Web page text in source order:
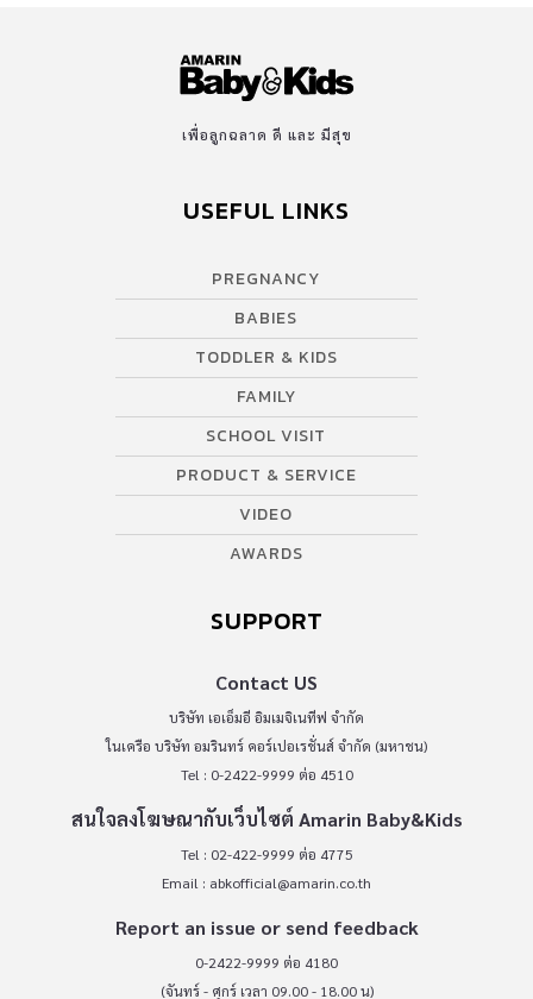
เพื่อลูกฉลาด ดี และ มีสุข
USEFUL LINKS
PREGNANCY
BABIES
TODDLER & KIDS
FAMILY
SCHOOL VISIT
PRODUCT & SERVICE
VIDEO
AWARDS
SUPPORT
Contact US
บริษัท เอเอ็มอี อิมเมจิเนทีฟ จำกัด
ในเครือ บริษัท อมรินทร์ คอร์เปอเรชั่นส์ จำกัด (มหาชน)
Tel : 0-2422-9999 ต่อ 4510
สนใจลงโฆษณากับเว็บไซต์ Amarin Baby&Kids
Tel : 02-422-9999 ต่อ 4775
Email : abkofficial@amarin.co.th
Report an issue or send feedback
0-2422-9999 ต่อ 4180
(จันทร์ - ศุกร์ เวลา 09.00 - 18.00 น)